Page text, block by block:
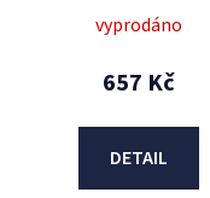
vyprodáno
657 Kč
DETAIL